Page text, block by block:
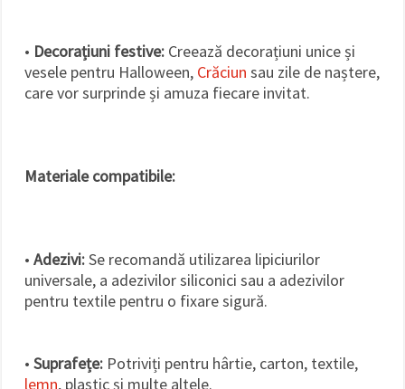
• Decorațiuni festive: Creează decorațiuni unice și
vesele pentru Halloween, Crăciun sau zile de naștere,
care vor surprinde și amuza fiecare invitat.
Materiale compatibile:
• Adezivi:Se recomandă utilizarea lipiciurilor
universale, a adezivilor siliconici sau a adezivilor
pentru textile pentru o fixare sigură.
• Suprafețe: Potriviți pentru hârtie, carton, textile,
lemn, plastic și multe altele.